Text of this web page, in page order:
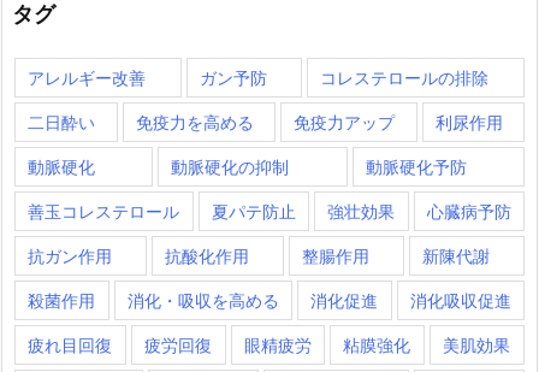
タグ
アレルギー改善 ガン予防 コレステロールの排除
二日酔い 免疫力を高める 免疫力アップ 利尿作用
動脈硬化 動脈硬化の抑制 動脈硬化予防
善玉コレステロール 夏パテ防止 強壮効果 心臓病予防
抗ガン作用 抗酸化作用 整腸作用 新陳代謝
殺菌作用 消化・吸収を高める 消化促進 消化吸収促進
疲れ目回復 疲労回復 眼精疲労 粘膜強化 美肌効果